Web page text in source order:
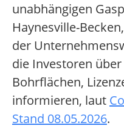
unabhängigen
Haynesville-
der
die Investoren
Bohrflächen,
informieren, laut
Stand 08.05.2026.